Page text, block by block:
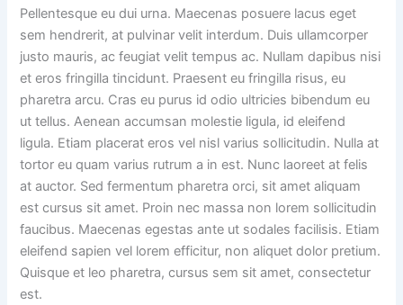
Pellentesque eu dui urna. Maecenas posuere lacus eget
sem hendrerit, at pulvinar velit interdum. Duis ullamcorper
justo mauris, ac feugiat velit tempus ac. Nullam dapibus nisi
et eros fringilla tincidunt. Praesent eu fringilla risus, eu
pharetra arcu. Cras eu purus id odio ultricies bibendum eu
ut tellus. Aenean accumsan molestie ligula, id eleifend
ligula. Etiam placerat eros vel nisl varius sollicitudin. Nulla at
tortor eu quam varius rutrum a in est. Nunc laoreet at felis
at auctor. Sed fermentum pharetra orci, sit amet aliquam
est cursus sit amet. Proin nec massa non lorem sollicitudin
faucibus. Maecenas egestas ante ut sodales facilisis. Etiam
eleifend sapien vel lorem efficitur, non aliquet dolor pretium.
Quisque et leo pharetra, cursus sem sit amet, consectetur
est.